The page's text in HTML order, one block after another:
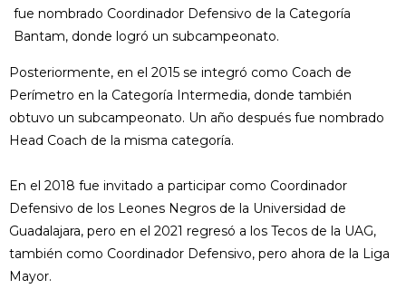
fue nombrado Coordinador Defensivo de la Categoría
Bantam, donde logró un subcampeonato.
Posteriormente, en el 2015 se integró como Coach de
Perímetro en la Categoría Intermedia, donde también
obtuvo un subcampeonato. Un año después fue nombrado
Head Coach de la misma categoría.
En el 2018 fue invitado a participar como Coordinador
Defensivo de los Leones Negros de la Universidad de
Guadalajara, pero en el 2021 regresó a los Tecos de la UAG,
también como Coordinador Defensivo, pero ahora de la Liga
Mayor.